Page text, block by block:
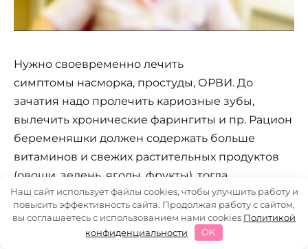
Нужно своевременно лечить
симптомы насморка, простуды, ОРВИ. До
зачатия надо пролечить кариозные зубы,
вылечить хронические фарингиты и пр. Рацион
беременяшки должен содержать больше
витаминов и свежих растительных продуктов
(овощи, зелень, ягоды, фрукты), тогда
иммунитет сможет справиться с
герпесвирусной атакой без последствий для
крохи и осложнений для беременности.
Наш сайт использует файлы cookies, чтобы улучшить работу и
повысить эффективность сайта. Продолжая работу с сайтом,
вы соглашаетесь с использованием нами cookies Политикой
конфиденциальности
OK